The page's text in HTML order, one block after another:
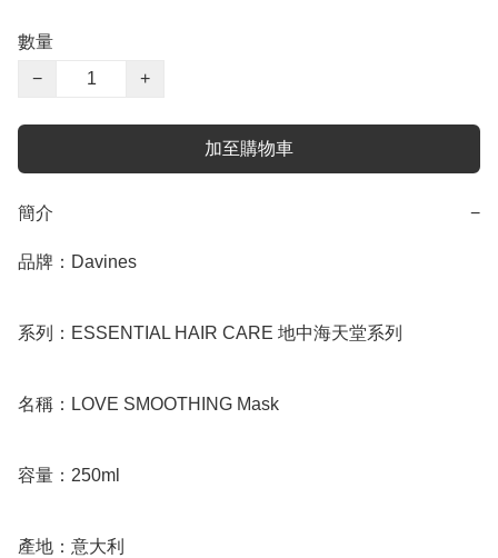
數量
−
+
加至購物車
簡介 −
品牌：Davines
系列：ESSENTIAL HAIR CARE 地中海天堂系列
名稱：LOVE SMOOTHING Mask
容量：250ml
產地：意大利